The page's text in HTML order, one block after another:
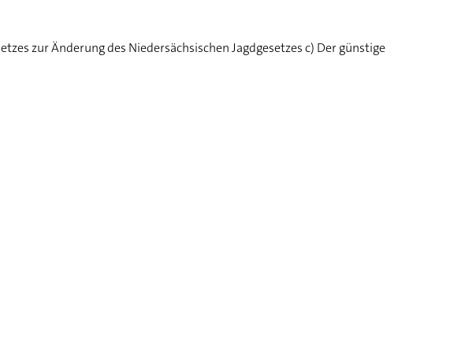
zur Änderung des Niedersächsischen Jagdgesetzes c) Der günstige